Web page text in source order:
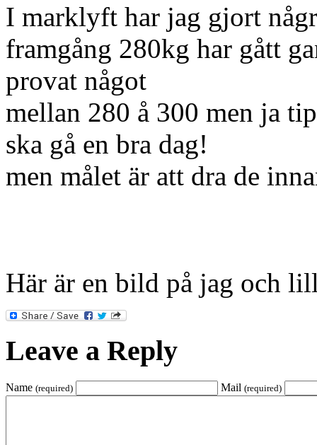
I marklyft har jag gjort
framgång 280kg har gått
provat något
mellan 280 å 300 men ja
ska gå en bra dag!
men målet är att dra de
Här är en bild på jag och
Leave a Reply
Name (required) Mail (required)